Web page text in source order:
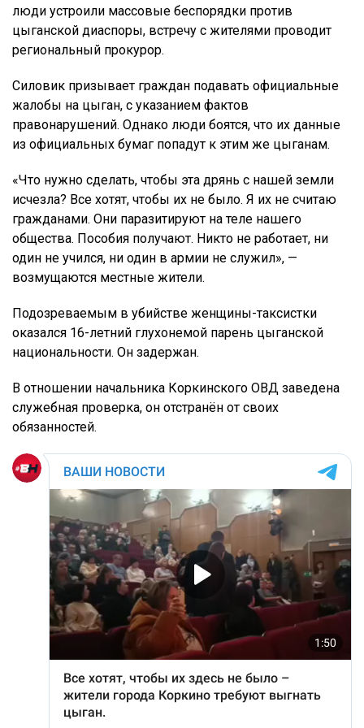
люди устроили массовые беспорядки против
цыганской диаспоры, встречу с жителями проводит
региональный прокурор.
Силовик призывает граждан подавать официальные
жалобы на цыган, с указанием фактов
правонарушений. Однако люди боятся, что их данные
из официальных бумаг попадут к этим же цыганам.
«Что нужно сделать, чтобы эта дрянь с нашей земли
исчезла? Все хотят, чтобы их не было. Я их не считаю
гражданами. Они паразитируют на теле нашего
общества. Пособия получают. Никто не работает, ни
один не учился, ни один в армии не служил», —
возмущаются местные жители.
Подозреваемым в убийстве женщины-таксистки
оказался 16-летний глухонемой парень цыганской
национальности. Он задержан.
В отношении начальника Коркинского ОВД заведена
служебная проверка, он отстранён от своих
обязанностей.